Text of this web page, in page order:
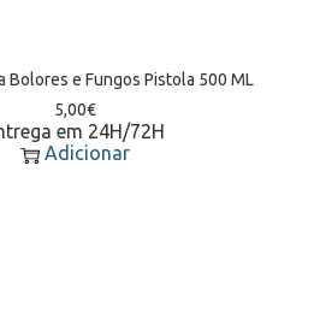
Bolores e Fungos Pistola 500 ML
5,00€
em 24H/72H
Adicionar